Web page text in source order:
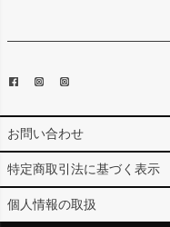
お問い合わせ
特定商取引法に基づく表示
個人情報の取扱